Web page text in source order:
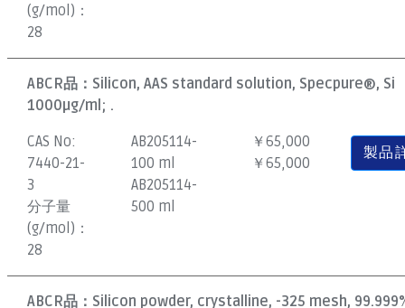
(g/mol)：
28
ABCR品： Silicon, AAS standard solution, Specpure®, Si
1000µg/ml; .
CAS No:
7440-21-
3
分子量
(g/mol)：
28
AB205114-
100 ml
AB205114-
500 ml
￥65,000
￥65,000
製品
ABCR品： Silicon powder, crystalline, -325 mesh,